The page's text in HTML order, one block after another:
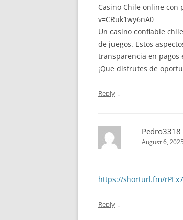
Casino Chile online con
v=CRuk1wy6nA0
Un casino confiable
de juegos. Estos
transparencia en pagos
¡Que disfrutes de
Reply ↓
Pedro3318
August 6,
https://shorturl.fm/rPEx7
Reply ↓